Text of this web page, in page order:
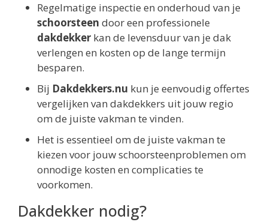
Regelmatige inspectie en onderhoud van je
schoorsteen door een professionele
dakdekker kan de levensduur van je dak
verlengen en kosten op de lange termijn
besparen.
Bij Dakdekkers.nu kun je eenvoudig offertes
vergelijken van dakdekkers uit jouw regio
om de juiste vakman te vinden.
Het is essentieel om de juiste vakman te
kiezen voor jouw schoorsteenproblemen om
onnodige kosten en complicaties te
voorkomen.
Dakdekker nodig?